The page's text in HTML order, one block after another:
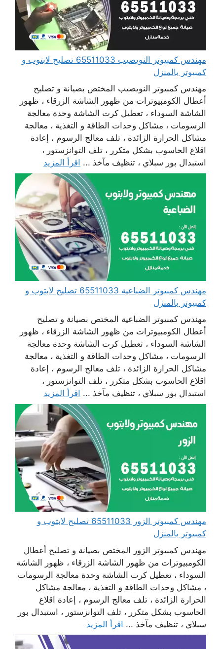
مهندس كمبيوتر النويصيب 65511033 تصليح لابتوب و
كمبيوتر بالمنزل
مهندس كمبيوتر النويصيب المختص بصيانة و تصليح
أعطال الكومبيوترات من ظهور الشاشة الزرقاء ، ظهور
الشاشة السوداء ، تعطيل كرت الشاشة وحدة معالجة
الرسومات ، مشاكل وحدات الطاقة و التغذية ، معالجة
مشاكل الحرارة الزائدة ، تلف معالج الرسوم ، إعادة
اقلاع الحاسوب بشكل متكرر ، تلف التوانزستور ،
استبدال بور سبلاي ، تنظيف مآخذ ... اقرأ المزيد
مهندس كمبيوتر الضباعية 65511033 تصليح لابتوب و
كمبيوتر بالمنزل
مهندس كمبيوتر الضباعية المختص بصيانة و تصليح
أعطال الكومبيوترات من ظهور الشاشة الزرقاء ، ظهور
الشاشة السوداء ، تعطيل كرت الشاشة وحدة معالجة
الرسومات ، مشاكل وحدات الطاقة و التغذية ، معالجة
مشاكل الحرارة الزائدة ، تلف معالج الرسوم ، إعادة
اقلاع الحاسوب بشكل متكرر ، تلف التوانزستور ،
استبدال بور سبلاي ، تنظيف مآخذ ... اقرأ المزيد
مهندس كمبيوتر الزور 65511033 تصليح لابتوب و
كمبيوتر بالمنزل
مهندس كمبيوتر الزور المختص بصيانة و تصليح أعطال
الكومبيوترات من ظهور الشاشة الزرقاء ، ظهور الشاشة
السوداء ، تعطيل كرت الشاشة وحدة معالجة الرسومات
، مشاكل وحدات الطاقة و التغذية ، معالجة مشاكل
الحرارة الزائدة ، تلف معالج الرسوم ، إعادة اقلاع
الحاسوب بشكل متكرر ، تلف التوانزستور ، استبدال بور
سبلاي ، تنظيف مآخذ ... اقرأ المزيد